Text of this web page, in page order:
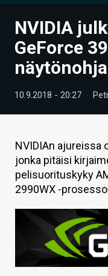
UUTISET
ARTIKKELIT
VIDEOT
TECHBBS
TIETOA
HINTA.FI
KAUPPA
NVIDIA
GeForce
10.9.2018 - 20:27
NVIDIAn ajureissa
jonka pitäisi
pelisuorituskyky
2990WX -